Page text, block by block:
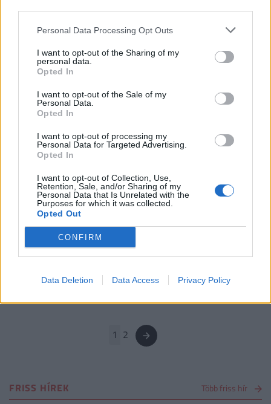
Personal Data Processing Opt Outs
I want to opt-out of the Sharing of my
personal data.
Opted In
I want to opt-out of the Sale of my
Personal Data.
Opted In
I want to opt-out of processing my
Personal Data for Targeted Advertising.
Opted In
I want to opt-out of Collection, Use,
Retention, Sale, and/or Sharing of my
Personal Data that Is Unrelated with the
Purposes for which it was collected.
Opted Out
CONFIRM
Data Deletion Data Access Privacy Policy
STEINER PETRA| 2019. március 7. 07:01
Bujkáló családok a szakadék szélén: még hogy
Magyarország egyre több pontján találkozni azokkal a
szürke, falra szerelt szekrényekkel, ahová mindenki
beteheti azt, ami számára felesleges, más számára
viszont a mindennapi falatot jelenti. A RE-FORMÁLÓ
PÉNZCENTRUM| 2018. december 24. 17:30
Tömegek vártak ingyenebédre Pesten: a
szakadó eső sem tántorította el az éhezőket +
Hatalmas sor állt ma a Blaha Lujza téren, ahol a
Magyarországi Krisna-tudatú Hívők Közösségének
szegényélelmezési programját megvalósító Ételt az
Életért Közhasznú Alapítvány munkatársai ételt
osztottak.
PÉNZCENTRUM| 2017. április 17. 14:33
Tömegek vártak ingyenebédre Budapesten:
Több mint 1600 rászoruló kapott ebédet.
1 2
FRISS HÍREK Több friss hír